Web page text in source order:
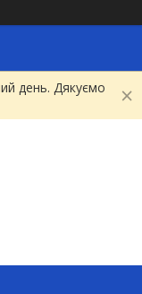
день. Дякуємо